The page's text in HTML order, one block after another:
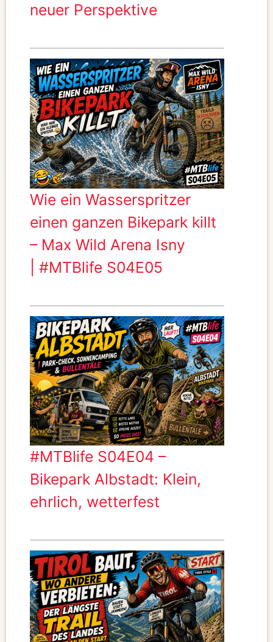
neuer Perspektive
Wie ein Wasserspritzer
einen ganzen Bikepark killt
– Max Wild Arena Isny
| #MTBlife S04E05
#MTBlife S04E04 –
Bikepark Albstadt: Klein,
ehrlich, wetterfest